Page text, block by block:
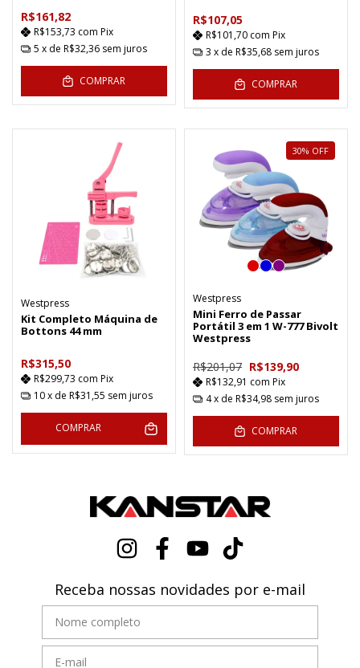
R$161,82
R$153,73 com Pix
5 x de R$32,36 sem juros
COMPRAR
R$107,05
R$101,70 com Pix
3 x de R$35,68 sem juros
COMPRAR
Westpress
Kit Completo Máquina de
Bottons 44 mm
R$315,50
R$299,73 com Pix
10x de R$31,55 sem juros
COMPRAR
30% OFF
Westpress
Mini Ferro de Passar
Portátil 3 em 1 W-777 Bivolt
Westpress
R$201,07 R$139,90
R$132,91 com Pix
4x de R$34,98 sem juros
COMPRAR
Receba nossas novidades por e-mail